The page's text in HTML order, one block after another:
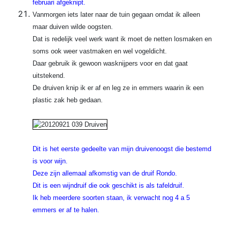
februari afgeknipt.
Vanmorgen iets later naar de tuin gegaan omdat ik alleen
maar duiven wilde oogsten.
Dat is redelijk veel werk want ik moet de netten losmaken en
soms ook weer vastmaken en wel vogeldicht.
Daar gebruik ik gewoon wasknijpers voor en dat gaat
uitstekend.
De druiven knip ik er af en leg ze in emmers waarin ik een
plastic zak heb gedaan.
Dit is het eerste gedeelte van mijn druivenoogst die bestemd
is voor wijn.
Deze zijn allemaal afkomstig van de druif Rondo.
Dit is een wijndruif die ook geschikt is als tafeldruif.
Ik heb meerdere soorten staan, ik verwacht nog 4 a 5
emmers er af te halen.